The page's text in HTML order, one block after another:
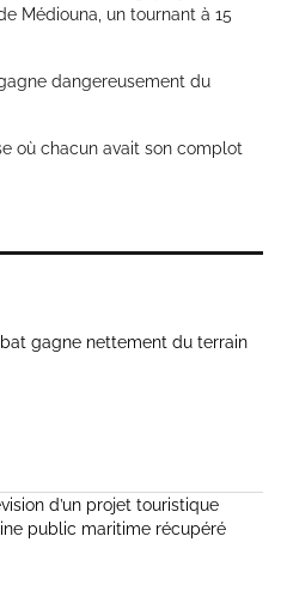
Médiouna, un tournant à 15
dangereusement du
où chacun avait son complot
gagne nettement du terrain
d’un projet touristique
public maritime récupéré